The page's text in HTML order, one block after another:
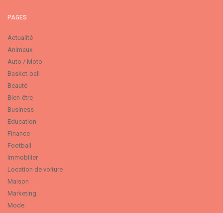
PAGES
Actualité
Animaux
Auto / Moto
Basket-ball
Beauté
Bien-être
Business
Education
Finance
Football
Immobilier
Location de voiture
Maison
Marketing
Mode